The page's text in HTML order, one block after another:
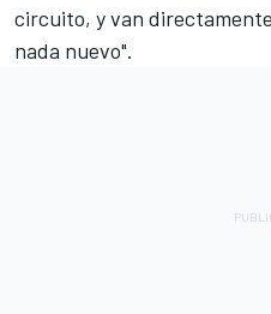
circuito, y van
nada nuevo".